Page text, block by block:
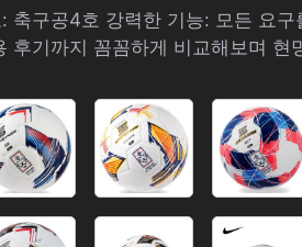
축구공4호 강력한 기능: 모든 요
후기까지 꼼꼼하게 비교해보며